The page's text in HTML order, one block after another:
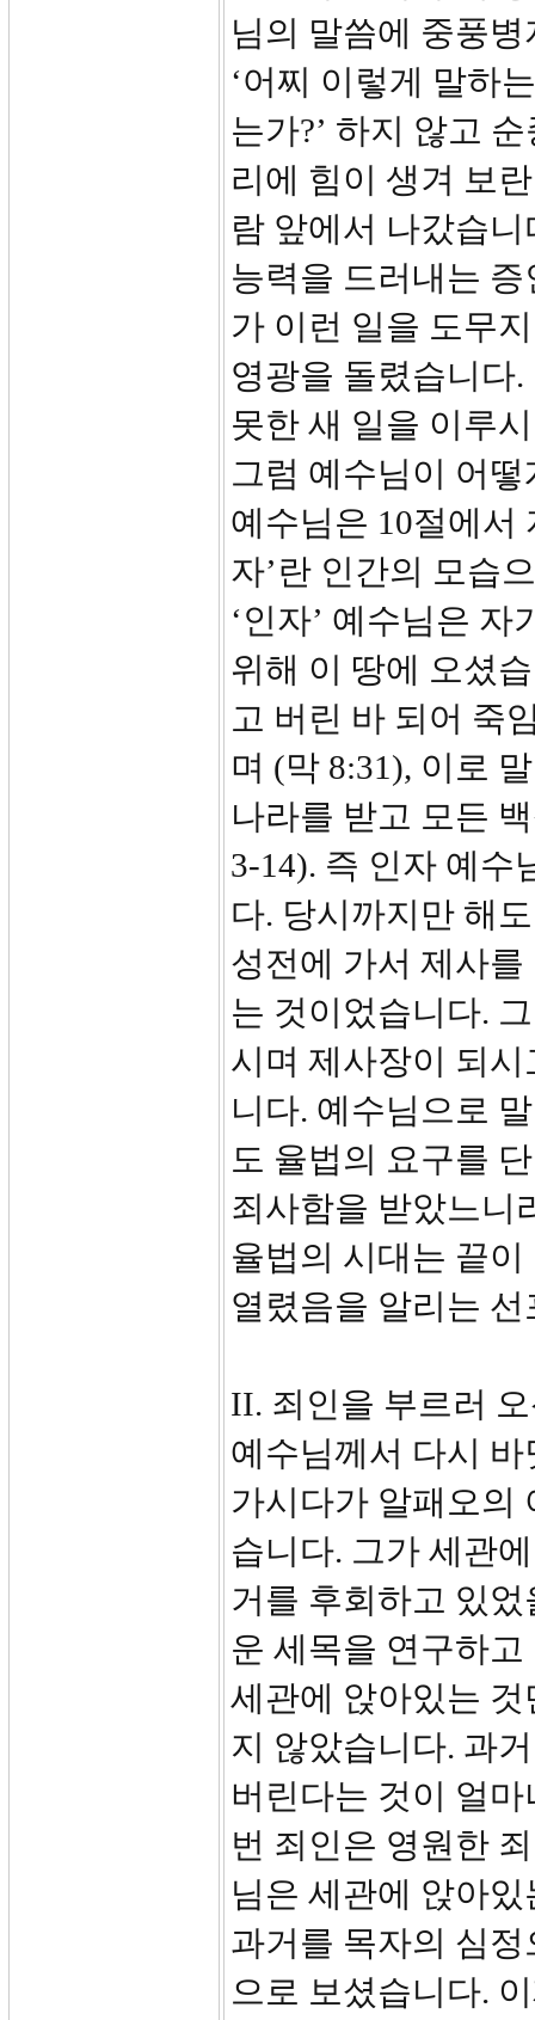
님의 말씀에 중풍
‘어찌 이렇게 말하
는가?’ 하지 않고
리에 힘이 생겨 보
람 앞에서 나갔습
능력을 드러내는
가 이런 일을 도무
영광을 돌렸습니다
못한 새 일을 이루
그럼 예수님이 어
예수님은 10절에서
자’란 인간의 모습
‘인자’ 예수님은
위해 이 땅에 오셨
고 버린 바 되어 죽
며 (막 8:31), 이로
나라를 받고 모든
3-14). 즉 인자 예수
다. 당시까지만 해
성전에 가서 제사
는 것이었습니다.
시며 제사장이 되
니다. 예수님으로
도 율법의 요구를
죄사함을 받았느니
율법의 시대는 끝
열렸음을 알리는
II. 죄인을 부르러
예수님께서 다시
가시다가 알패오의
습니다. 그가 세관
거를 후회하고 있
운 세목을 연구하
세관에 앉아있는
지 않았습니다. 과
버린다는 것이 얼
번 죄인은 영원한
님은 세관에 앉아
과거를 목자의 심
으로 보셨습니다.